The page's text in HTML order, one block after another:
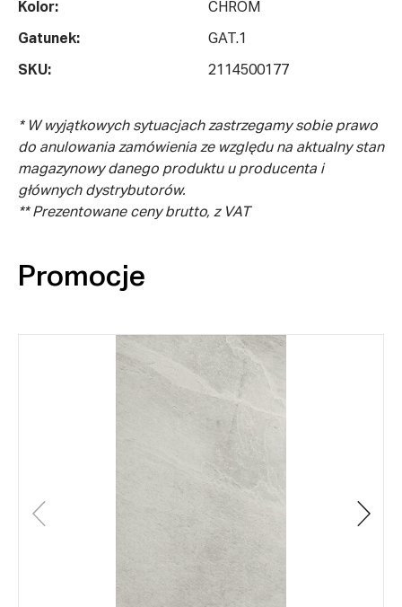
Kolor: CHROM
Gatunek: GAT.1
SKU: 2114500177
* W wyjątkowych sytuacjach zastrzegamy sobie prawo
do anulowania zamówienia ze względu na aktualny stan
magazynowy danego produktu u producenta i
głównych dystrybutorów.
** Prezentowane ceny brutto, z VAT
Promocje